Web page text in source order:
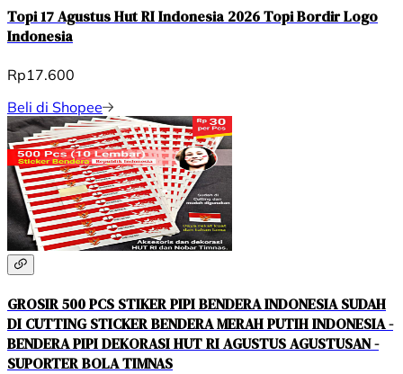
Topi 17 Agustus Hut RI Indonesia 2026 Topi Bordir Logo
Indonesia
Rp17.600
Beli di Shopee
GROSIR 500 PCS STIKER PIPI BENDERA INDONESIA SUDAH
DI CUTTING STICKER BENDERA MERAH PUTIH INDONESIA -
BENDERA PIPI DEKORASI HUT RI AGUSTUS AGUSTUSAN -
SUPORTER BOLA TIMNAS